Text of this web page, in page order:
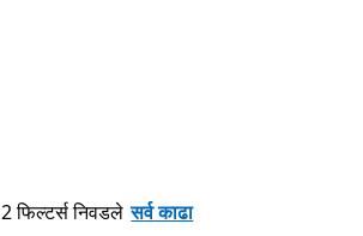
2 फिल्टर्स निवडले सर्व काढा